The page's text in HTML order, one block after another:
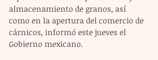
almacenamiento de granos, así
como en la apertura del comercio de
cárnicos, informó este jueves el
Gobierno mexicano.